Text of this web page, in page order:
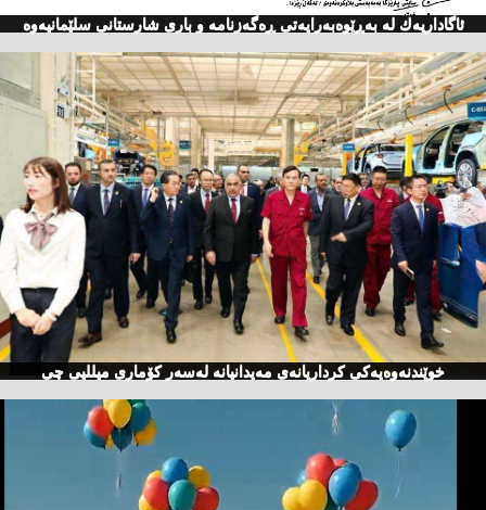
ئاگاداریه‌ك له‌ به‌ڕێوه‌به‌رایه‌تی ڕه‌گه‌زنامه‌ و باری شارستانی سلێمانیه‌وه‌
خوێندنەوەیەكی كرداریانەی مەیدانیانە لەسەر كۆماری میللیی چی